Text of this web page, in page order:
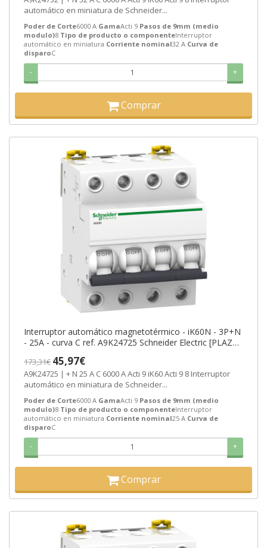
automático en miniatura de Schneider...
Poder de Corte6000 A GamaActi 9 Pasos de 9mm (medio
modulo)8 Tipo de producto o componenteInterruptor
automático en miniatura Corriente nominal32 A Curva de
disparoC
- +
Comprar
Interruptor automático magnetotérmico - iK60N - 3P+N
- 25A - curva C ref. A9K24725 Schneider Electric [PLAZO
173,31€ 45,97€
A9K24725 | + N 25 A C 6000 A Acti 9 iK60 Acti 9 8 Interruptor
automático en miniatura de Schneider...
Poder de Corte6000 A GamaActi 9 Pasos de 9mm (medio
modulo)8 Tipo de producto o componenteInterruptor
automático en miniatura Corriente nominal25 A Curva de
disparoC
- +
Comprar